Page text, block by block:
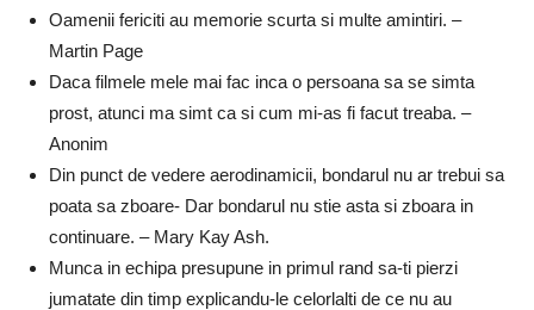
Oamenii fericiti au memorie scurta si multe amintiri. –
Martin Page
Daca filmele mele mai fac inca o persoana sa se simta
prost, atunci ma simt ca si cum mi-as fi facut treaba. –
Anonim
Din punct de vedere aerodinamicii, bondarul nu ar trebui sa
poata sa zboare- Dar bondarul nu stie asta si zboara in
continuare. – Mary Kay Ash.
Munca in echipa presupune in primul rand sa-ti pierzi
jumatate din timp explicandu-le celorlalti de ce nu au